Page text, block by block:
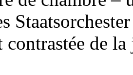
contrastée de